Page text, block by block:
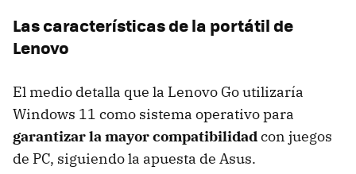
Las características de la portátil de
Lenovo
El medio detalla que la Lenovo Go utilizaría
Windows 11 como sistema operativo para
garantizar la mayor compatibilidadcon juegos
de PC, siguiendo la apuesta de Asus.